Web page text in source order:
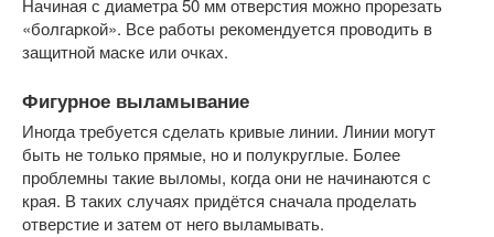
Начиная с диаметра 50 мм отверстия можно прорезать
«болгаркой». Все работы рекомендуется проводить в
защитной маске или очках.
Фигурное выламывание
Иногда требуется сделать кривые линии. Линии могут
быть не только прямые, но и полукруглые. Более
проблемны такие выломы, когда они не начинаются с
края. В таких случаях придётся сначала проделать
отверстие и затем от него выламывать.